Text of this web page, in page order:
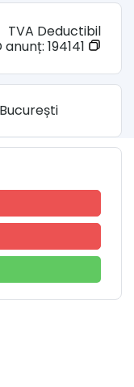
TVA Deductibil
anunț: 194141